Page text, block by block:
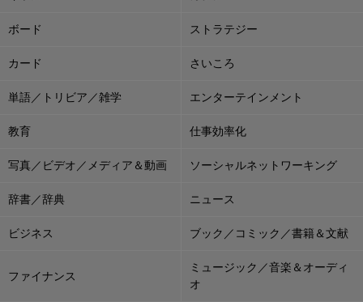
ボード ストラテジー
カード さいころ
単語／トリビア／雑学 エンターテインメント
教育 仕事効率化
写真／ビデオ／メディア＆動画 ソーシャルネットワーキング
辞書／辞典 ニュース
ビジネス ブック／コミック／書籍＆文献
ファイナンス
ミュージック／音楽＆オーディ
オ